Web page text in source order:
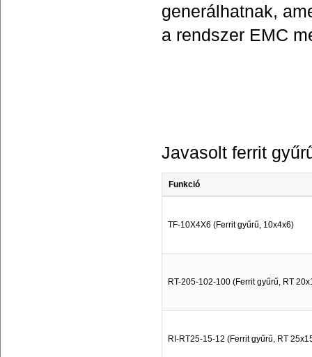
generálhatnak,
a rendszer EMC
Javasolt ferrit
Funkció
TF-10X4X6 (Ferrit gyűrű, 10x4x6)
RT-205-102-100 (Ferrit gyűrű, RT
RI-RT25-15-12 (Ferrit gyűrű, RT